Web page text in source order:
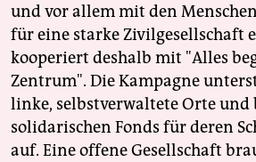
und vor allem mit den
für eine starke Zivilgesellschaft
kooperiert deshalb mit "Alles
Zentrum". Die Kampagne
linke, selbstverwaltete Orte und
solidarischen Fonds für deren
auf. Eine offene Gesellschaft